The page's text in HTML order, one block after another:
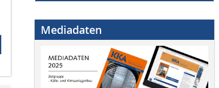
Mediadaten